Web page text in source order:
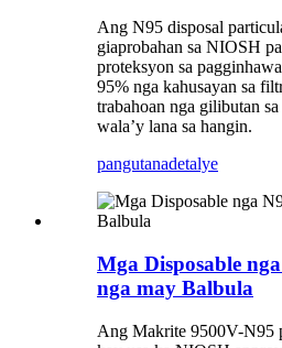
Ang N95 disposal
giaprobahan sa NIOSH
proteksyon sa
95% nga kahusayan sa
trabahoan nga gilibutan
wala’y lana sa hangin.
pangutanadetalye
Mga Disposable
nga may Balbula
Ang Makrite 9500V-N95